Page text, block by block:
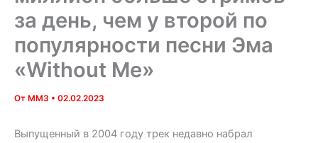
за день, чем у второй по
популярности песни Эма
«Without Me»
От MM3 • 02.02.2023
Выпущенный в 2004 году трек недавно набрал